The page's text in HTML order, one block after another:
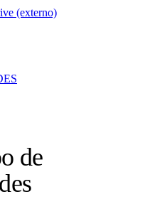
(externo)
de